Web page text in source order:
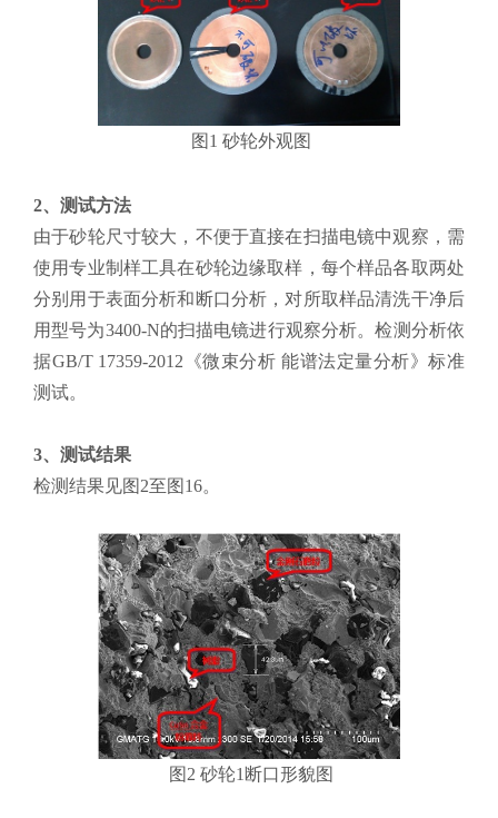
图1 砂轮外观图
2、测试方法
由于砂轮尺寸较大，不便于直接在扫描电镜中观察，需
使用专业制样工具在砂轮边缘取样，每个样品各取两处
分别用于表面分析和断口分析，对所取样品清洗干净后
用型号为3400-N的扫描电镜进行观察分析。检测分析依
据GB/T 17359-2012《微束分析 能谱法定量分析》标准
测试。
3、测试结果
检测结果见图2至图16。
图2 砂轮1断口形貌图